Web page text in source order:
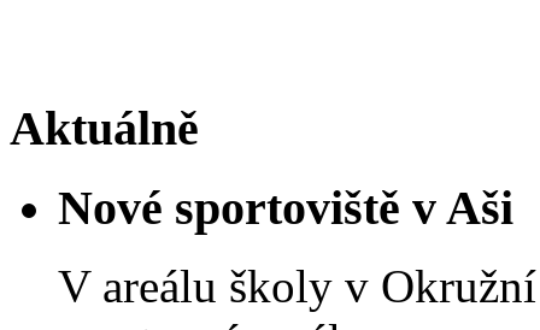
Aktuálně
Nové sportoviště v Aši
V areálu školy v